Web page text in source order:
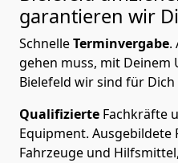
garantieren wir
SchnelleTerminvergabe.
gehen muss, mit Deinem
Bielefeld wir sind für Dich
Qualifizierte Fachkräfte
Equipment. Ausgebildete
Fahrzeuge und